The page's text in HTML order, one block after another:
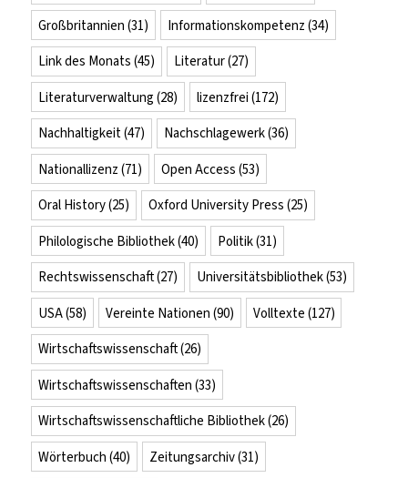
Großbritannien (31) Informationskompetenz (34)
Link des Monats (45) Literatur(27)
Literaturverwaltung (28) lizenzfrei (172)
Nachhaltigkeit(47) Nachschlagewerk(36)
Nationallizenz (71) Open Access (53)
Oral History(25) Oxford University Press (25)
Philologische Bibliothek(40) Politik(31)
Rechtswissenschaft(27) Universitätsbibliothek(53)
USA(58) Vereinte Nationen (90) Volltexte (127)
Wirtschaftswissenschaft(26)
Wirtschaftswissenschaften (33)
Wirtschaftswissenschaftliche Bibliothek(26)
Wörterbuch (40) Zeitungsarchiv(31)